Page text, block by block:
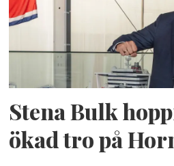
Stena Bulk
ökad tro på